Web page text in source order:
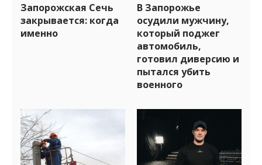
Запорожская Сечь
закрывается: когда
именно
В Запорожье
осудили мужчину,
который поджег
автомобиль,
готовил диверсию и
пытался убить
военного